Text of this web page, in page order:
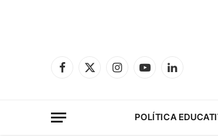
Facebook
X
InstagramYouTubeLinkedIn
POLÍTICA